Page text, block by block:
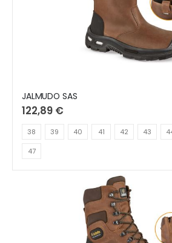
JALMUDO SAS
122,89 €
38 39 40 41 42 43
47